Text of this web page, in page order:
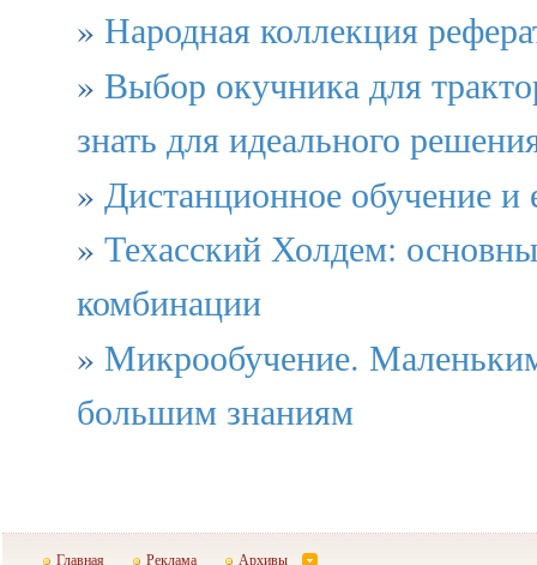
» Народная коллекция
» Выбор окучника для
знать для идеального
» Дистанционное обучение и
» Техасский Холдем:
комбинации
» Микрообучение.
большим знаниям
Главная Реклама Архивы